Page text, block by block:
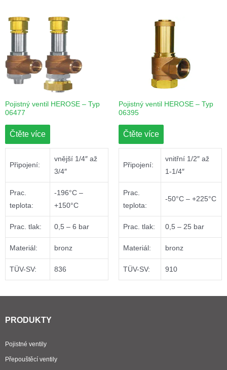
Pojistný ventil HEROSE – Typ
06477
Čtěte více
Připojení:
vnější 1/4″ až
3/4″
Prac.
teplota:
-196°C –
+150°C
Prac. tlak: 0,5 – 6 bar
Materiál: bronz
TÜV-SV: 836
Pojistný ventil HEROSE – Typ
06395
Čtěte více
Připojení:
vnitřní 1/2″ až
1-1/4″
Prac.
teplota:
-50°C – +225°C
Prac. tlak: 0,5 – 25 bar
Materiál: bronz
TÜV-SV: 910
PRODUKTY
Pojistné ventily
Přepouštěcí ventily